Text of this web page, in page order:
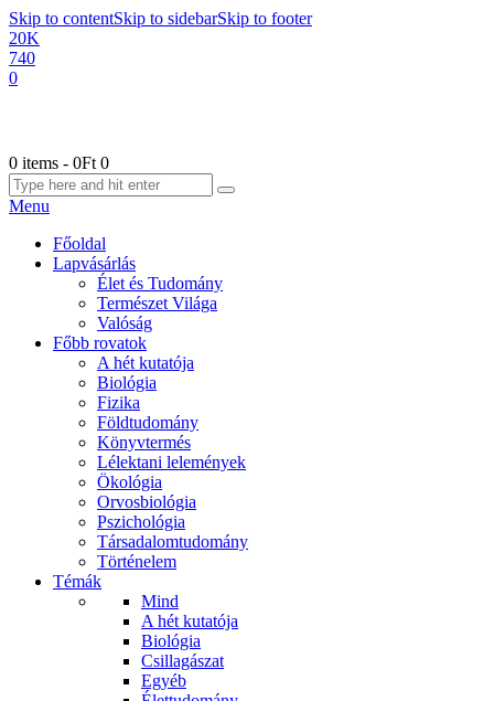
Skip to contentSkip to sidebarSkip to footer
20K
740
0
0 items - 0Ft 0
Menu
Főoldal
Lapvásárlás
Élet és Tudomány
Természet Világa
Valóság
Főbb rovatok
A hét kutatója
Biológia
Fizika
Földtudomány
Könyvtermés
Lélektani lelemények
Ökológia
Orvosbiológia
Pszichológia
Társadalomtudomány
Történelem
Témák
Mind
A hét kutatója
Biológia
Csillagászat
Egyéb